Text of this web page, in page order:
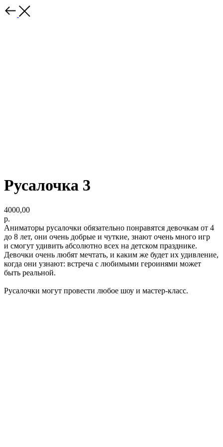
Русалочка 3
4000,00
р.
Аниматоры русалочки обязательно понравятся девочкам от 4
до 8 лет, они очень добрые и чуткие, знают очень много игр
и смогут удивить абсолютно всех на детском празднике.
Девочки очень любят мечтать, и каким же будет их удивление,
когда они узнают: встреча с любимыми героинями может
быть реальной.
Русалочки могут провести любое шоу и мастер-класс.